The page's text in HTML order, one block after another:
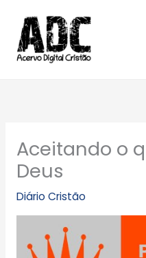
para
conteúdo
Aceitando o
Deus
Diário Cristão